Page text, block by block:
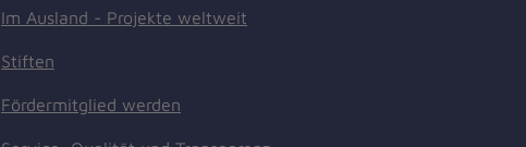
Im Ausland - Projekte weltweit
Stiften
Fördermitglied werden